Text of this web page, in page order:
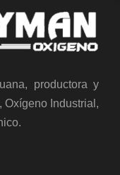
productora y
Oxígeno Industrial,